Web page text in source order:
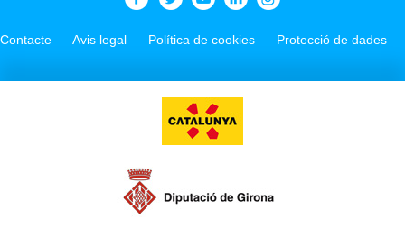
Contacte Avis legal Política de cookies Protecció de dades